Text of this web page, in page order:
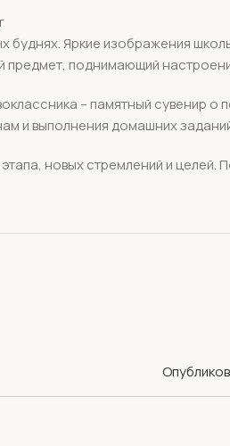
буднях. Яркие изображения
предмет, поднимающий
– памятный сувенир
и выполнения домашних
новых стремлений и